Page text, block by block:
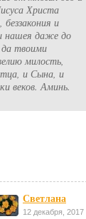
Христа
и
нашея даже до
да твоими
милость,
и Сына, и
веков. Аминь.
Светлана
12 декабря, 2017